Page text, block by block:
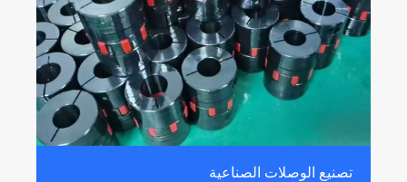
تصنيع الوصلات الصناعية